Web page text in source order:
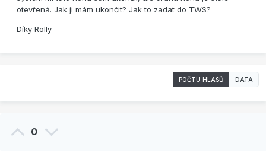
otevřená. Jak ji mám ukončit? Jak to zadat do TWS?
Díky Rolly
POČTU HLASŮ DATA
0